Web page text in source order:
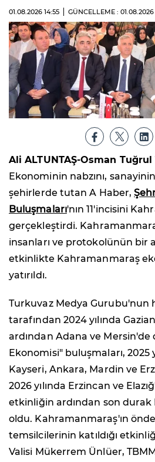
01.08.2026 14:55 GÜNCELLEME : 01.08.2026
Ali ALTUNTAŞ-Osman Tuğrul
Ekonominin nabzını,
şehirlerde tutan A Haber,
Buluşmaları'nın 11'incisini
gerçekleştirdi.
insanları ve protokolünün bir
etkinlikte Kahramanmaraş
yatırıldı.
Turkuvaz Medya Gurubu'nun
tarafından 2024 yılında
ardından Adana ve
Ekonomisi" buluşmaları, 2025
Kayseri, Ankara, Mardin ve
2026 yılında Erzincan ve
etkinliğin ardından son
oldu. Kahramanmaraş'ın
temsilcilerinin katıldığı
Valisi Mükerrem Ünlüer,